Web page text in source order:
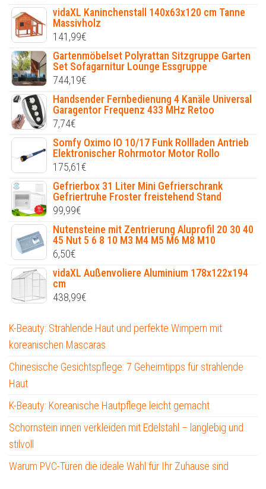
vidaXL Kaninchenstall 140x63x120 cm Tanne
Massivholz
141,99€
Gartenmöbelset Polyrattan Sitzgruppe Garten
Set Sofagarnitur Lounge Essgruppe
744,19€
Handsender Fernbedienung 4 Kanäle Universal
Garagentor Frequenz 433 MHz Retoo
7,74€
Somfy Oximo IO 10/17 Funk Rollladen Antrieb
Elektronischer Rohrmotor Motor Rollo
175,61€
Gefrierbox 31 Liter Mini Gefrierschrank
Gefriertruhe Froster freistehend Stand
99,99€
Nutensteine mit Zentrierung Aluprofil 20 30 40
45 Nut 5 6 8 10 M3 M4 M5 M6 M8 M10
6,50€
vidaXL Außenvoliere Aluminium 178x122x194
cm
438,99€
K-Beauty: Strahlende Haut und perfekte Wimpern mit
koreanischen Mascaras
Chinesische Gesichtspflege: 7 Geheimtipps für strahlende
Haut
K-Beauty: Koreanische Hautpflege leicht gemacht
Schornstein innen verkleiden mit Edelstahl – langlebig und
stilvoll
Warum PVC-Türen die ideale Wahl für Ihr Zuhause sind